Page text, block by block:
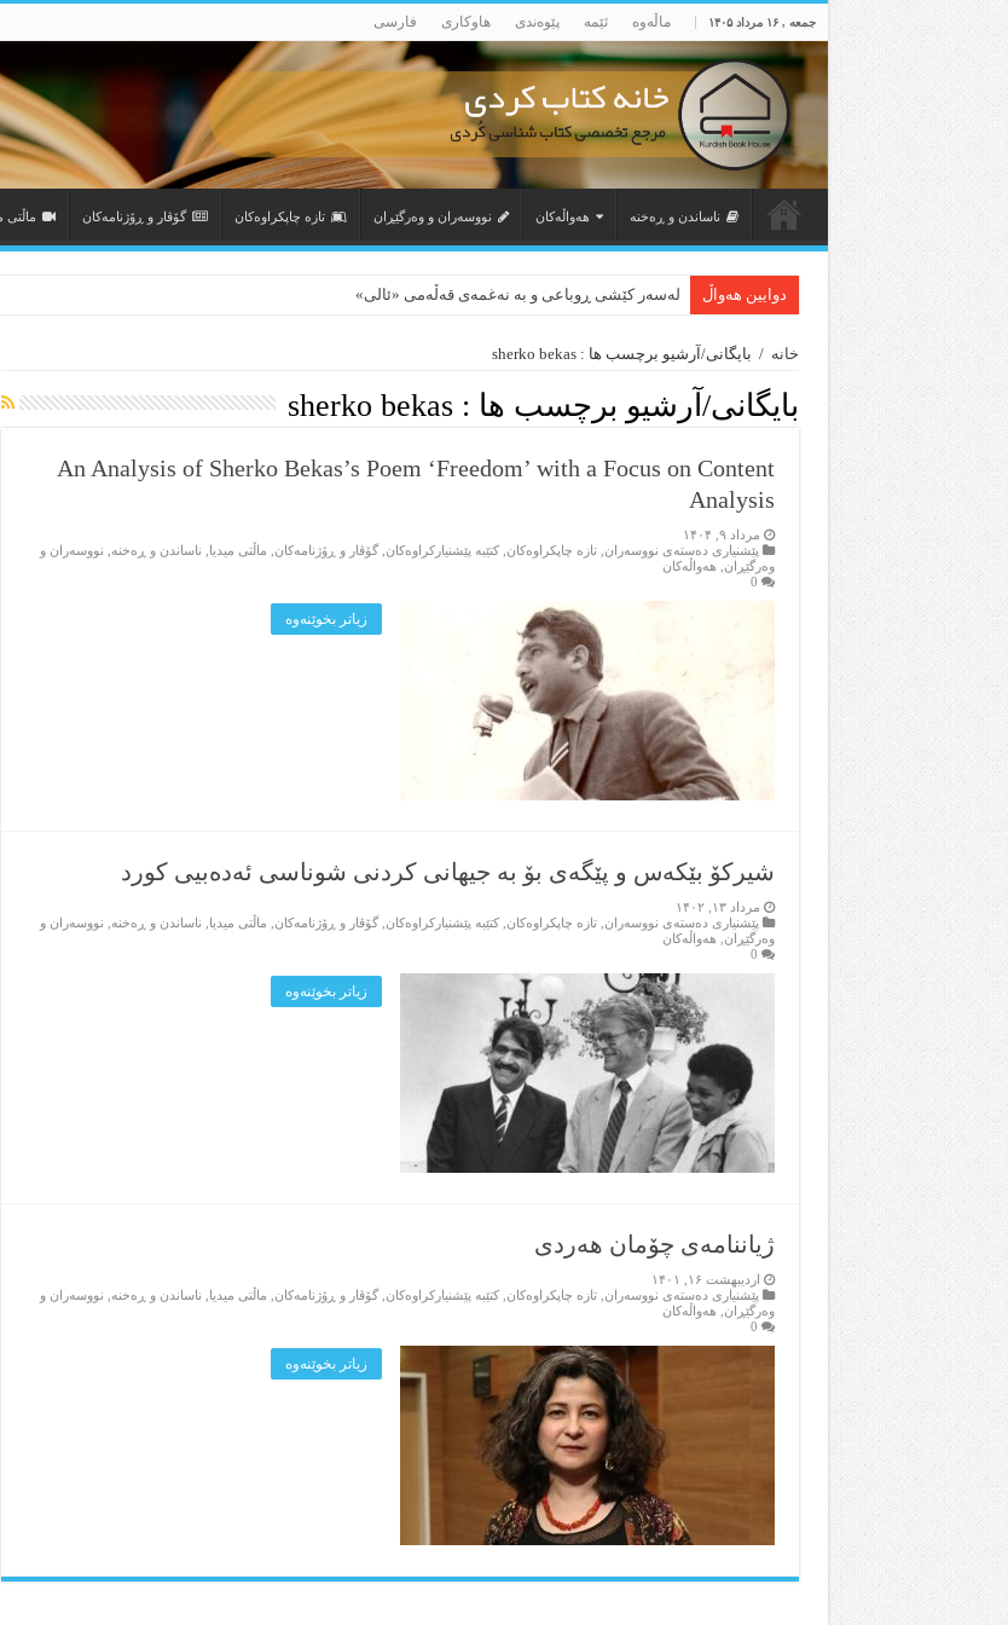
جمعه , ۱۶ مرداد ۱۴۰۵ ماڵه‌وه‌ ئێمه‌ پێوه‌ندی هاوکاری فارسی
ناساندن و ڕه‌خنه‌ هه‌واڵه‌کان نووسه‌ران و وه‌رگێڕان تازه‌ چاپکراوه‌کان گۆڤار و ڕۆژنامه‌کان ماڵتی
دوایین هەواڵ لەسەر کێشی ڕوباعی و به نەغمەی قەڵەمی «ئالی»
خانه / بایگانی/آرشیو برچسب ها : sherko bekas
بایگانی/آرشیو برچسب ها :sherko bekas
An Analysis of Sherko Bekas’s Poem ‘Freedom’ with a Focus on Content
Analysis
مرداد ۹, ۱۴۰۴
پێشنیاری ده‌سته‌ی نووسه‌ران ,تازه‌ چاپکراوه‌کان ,کتێبه‌ پێشنیارکراوه‌کان ,گۆڤار و ڕۆژنامه‌کان ماڵتی میدیا ناساندن و ڕه‌خنه‌
نووسه‌ران و
وه‌رگێڕان
هه‌واڵه‌کان
0
زیاتر بخوێنه‌وه‌
شیرکۆ بێکەس و پێگەی بۆ بە جیهانی کردنی شوناسی ئەدەبیی کورد
مرداد ۱۳, ۱۴۰۲
پێشنیاری ده‌سته‌ی نووسه‌ران ,تازه‌ چاپکراوه‌کان ,کتێبه‌ پێشنیارکراوه‌کان ,گۆڤار و ڕۆژنامه‌کان ماڵتی میدیا ناساندن و ڕه‌خنه‌
نووسه‌ران و
وه‌رگێڕان
هه‌واڵه‌کان
0
زیاتر بخوێنه‌وه‌
ژیاننامەی چۆمان هەردی
اردیبهشت ۱۶, ۱۴۰۱
پێشنیاری ده‌سته‌ی نووسه‌ران ,تازه‌ چاپکراوه‌کان ,کتێبه‌ پێشنیارکراوه‌کان ,گۆڤار و ڕۆژنامه‌کان ماڵتی میدیا ناساندن و ڕه‌خنه‌
نووسه‌ران و
وه‌رگێڕان
هه‌واڵه‌کان
0
زیاتر بخوێنه‌وه‌